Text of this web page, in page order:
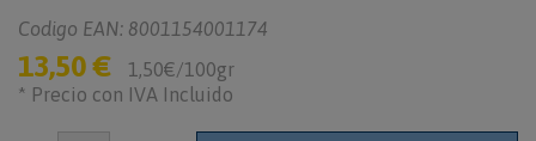
Codigo EAN: 8001154001174
13,50 €
1,50€/100gr
* Precio con IVA Incluido